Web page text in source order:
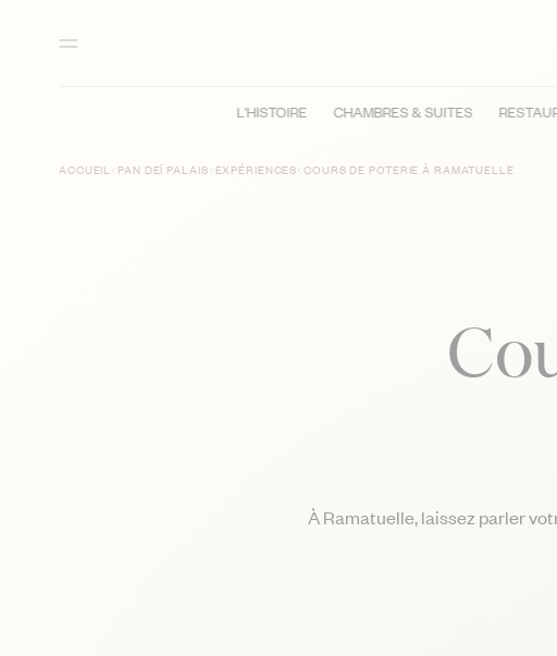
L'HISTOIRE CHAMBRES & SUITES
ACCUEIL PAN DEÏ PALAIS EXPÉRIENCES COURS DE POTERIE À RAMATUELLE
À Ramatuelle, laissez parler